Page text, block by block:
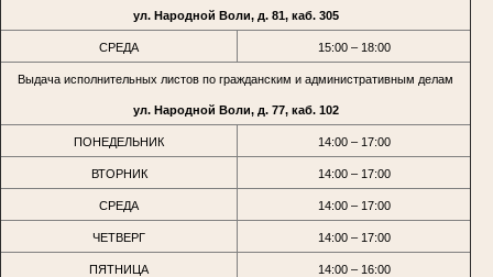
ул. Народной Воли, д. 81, каб. 305
СРЕДА 15:00 – 18:00
Выдача исполнительных листов по гражданским и административным делам
ул. Народной Воли, д. 77, каб. 102
ПОНЕДЕЛЬНИК 14:00 – 17:00
ВТОРНИК 14:00 – 17:00
СРЕДА 14:00 – 17:00
ЧЕТВЕРГ 14:00 – 17:00
ПЯТНИЦА 14:00 – 16:00